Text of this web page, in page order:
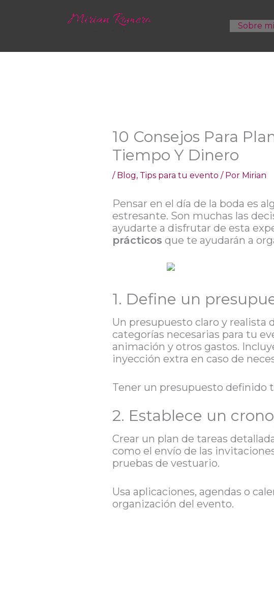
Sobre
10 Consejos Para
Tiempo Y Dinero
/ Blog, Tips para tu evento / Por Mirian
Pensar en el día de la boda es
estresante. Son muchas las
ayudarte a disfrutar de esta
prácticos que te ayudarán a
1. Define un
Un presupuesto claro y realista
categorías necesarias para tu
animación y otros gastos.
inyección extra en caso de
Tener un presupuesto definido
2. Establece un
Crear un plan de tareas
como el envío de las
pruebas de vestuario.
Usa aplicaciones, agendas o
organización del evento.